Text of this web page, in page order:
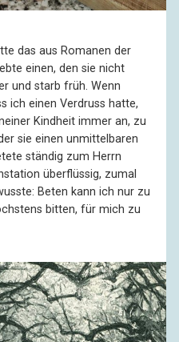
das aus Romanen der
einen, den sie nicht
und starb früh. Wenn
ich einen Verdruss hatte,
Kindheit immer an, zu
sie einen unmittelbaren
ständig zum Herrn
überflüssig, zumal
Beten kann ich nur zu
bitten, für mich zu